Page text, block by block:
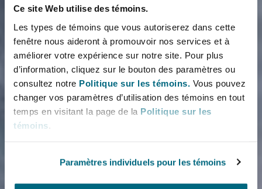
Ce site Web utilise des témoins.
Les types de témoins que vous autoriserez dans cette
fenêtre nous aideront à promouvoir nos services et à
améliorer votre expérience sur notre site. Pour plus
d’information, cliquez sur le bouton des paramètres ou
consultez notre Politique sur les témoins. Vous pouvez
changer vos paramètres d’utilisation des témoins en tout
temps en visitant la page de la Politique sur les
témoins
Paramètres individuels pour les témoins